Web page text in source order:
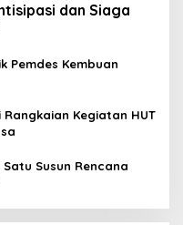
dan Siaga
Pemdes Kembuan
Kegiatan HUT
Susun Rencana